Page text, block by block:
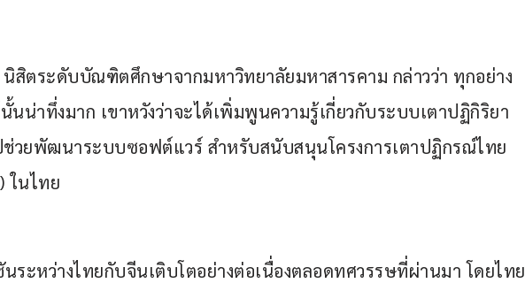
สิตระดับบัณฑิตศึกษาจากมหาวิทยาลัยมหาสารคาม กล่าวว่า ทุกอย่าง
นน่าทึ่งมาก เขาหวังว่าจะได้เพิ่มพูนความรู้เกี่ยวกับระบบเตาปฏิกิริยา
วยพัฒนาระบบซอฟต์แวร์ สำหรับสนับสนุนโครงการเตาปฏิกรณ์ไทย
ในไทย
ระหว่างไทยกับจีนเติบโตอย่างต่อเนื่องตลอดทศวรรษที่ผ่านมา โดยไทย